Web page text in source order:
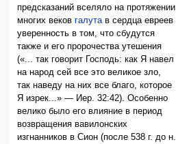
предсказаний вселяло на протяжении
многих вековгалута в сердца евреев
уверенность в том, что сбудутся
также и его пророчества утешения
(«... так говорит Господь: как Я навел
на народ сей все это великое зло,
так наведу на них все благо, которое
Я изрек...» — Иер. 32:42). Особенно
велико было его влияние в период
возвращения вавилонских
изгнанников в Сион (после 538 г. до н.